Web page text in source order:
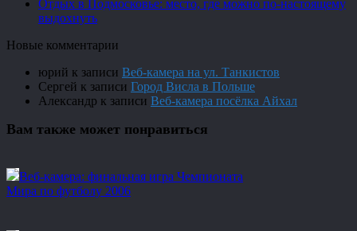
Отдых в Подмосковье: место, где можно по-настоящему
выдохнуть
Новые комментарии
юрий к записи Веб-камера на ул. Танкистов
Сергей к записи Город Висла в Польше
Александр к записи Веб-камера посёлка Айхал
Вам также может понравиться
Веб-камера: финальная игра Чемпионата
Мира по футболу 2006